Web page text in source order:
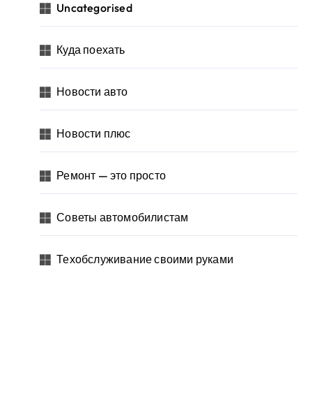
Uncategorised
Куда поехать
Новости авто
Новости плюс
Ремонт — это просто
Советы автомобилистам
Техобслуживание своими руками